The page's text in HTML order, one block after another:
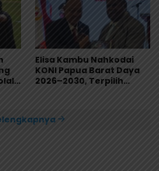
Elisa Kambu Nahkodai
KONI Papua Barat Daya
2026–2030, Terpilih